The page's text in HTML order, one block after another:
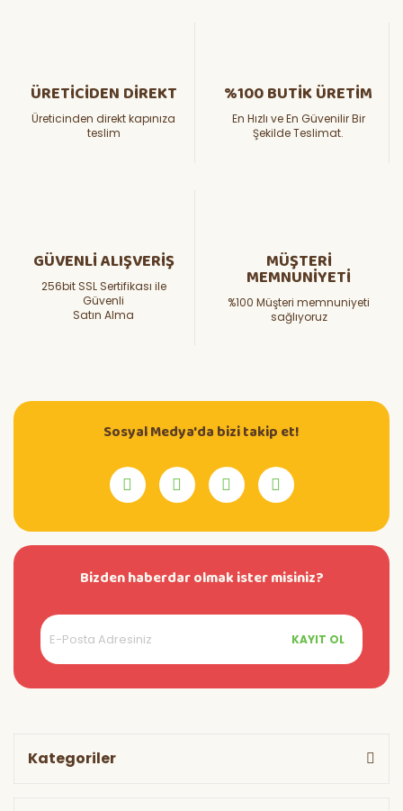
ÜRETİCİDEN DİREKT
Üreticinden direkt kapınıza
teslim
%100 BUTİK ÜRETİM
En Hızlı ve En Güvenilir Bir
Şekilde Teslimat.
GÜVENLİ ALIŞVERİŞ
256bit SSL Sertifikası ile
Güvenli
Satın Alma
MÜŞTERİ
MEMNUNİYETİ
%100 Müşteri memnuniyeti
sağlıyoruz
Sosyal Medya'da bizi takip et!
Bizden haberdar olmak ister misiniz?
KAYIT OL
Kategoriler